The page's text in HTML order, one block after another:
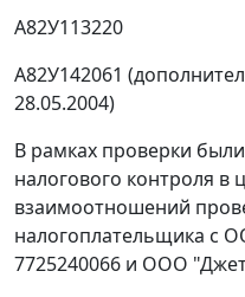
А82У113220
А82У142061
28.05.2004)
В рамках проверки
налогового контроля в
взаимоотношений
налогоплательщика с
7725240066 и ООО